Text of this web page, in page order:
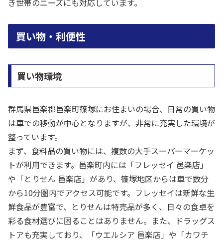
き世帯のニーズにも対応しています。
買い物・利便性
買い物環境
群馬県邑楽郡邑楽町篠塚にお住まいの場合、日常の買い物
は車での移動が中心となりますが、非常に充実した環境が
整っています。
まず、食料品の買い物には、複数の大手スーパーマーケッ
トが利用できます。邑楽町内には「フレッセイ 邑楽店」
や「とりせん 邑楽店」があり、篠塚地区からは車で数分
から10分圏内でアクセス可能です。フレッセイは新鮮な生
鮮食品が豊富で、とりせんは特売品が多く、日々の食卓を
彩る食材選びに困ることはありません。また、ドラッグス
トアも充実しており、「ウエルシア 邑楽店」や「カワチ